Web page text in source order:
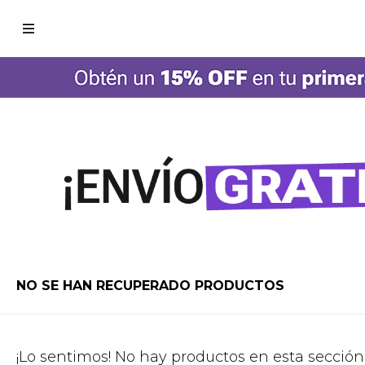

NO SE HAN RECUPERADO PRODUCTOS
¡Lo sentimos! No hay productos en esta